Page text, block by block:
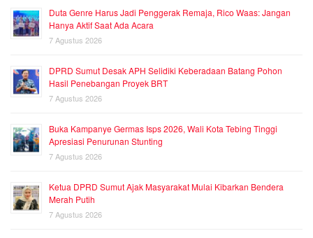
Duta Genre Harus Jadi Penggerak Remaja, Rico Waas: Jangan
Hanya Aktif Saat Ada Acara
7 Agustus 2026
DPRD Sumut Desak APH Selidiki Keberadaan Batang Pohon
Hasil Penebangan Proyek BRT
7 Agustus 2026
Buka Kampanye Germas Isps 2026, Wali Kota Tebing Tinggi
Apresiasi Penurunan Stunting
7 Agustus 2026
Ketua DPRD Sumut Ajak Masyarakat Mulai Kibarkan Bendera
Merah Putih
7 Agustus 2026